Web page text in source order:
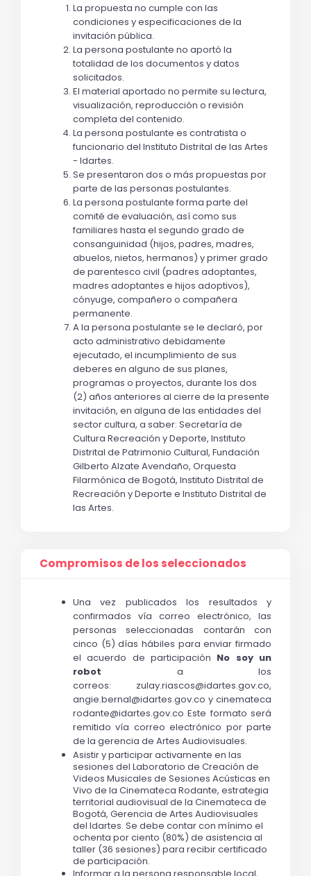
La propuesta no cumple con las
condiciones y especificaciones de la
invitación pública.
La persona postulante no aportó la
totalidad de los documentos y datos
solicitados.
El material aportado no permite su lectura,
visualización, reproducción o revisión
completa del contenido.
La persona postulante es contratista o
funcionario del Instituto Distrital de las Artes
- Idartes.
Se presentaron dos o más propuestas por
parte de las personas postulantes.
La persona postulante forma parte del
comité de evaluación, así como sus
familiares hasta el segundo grado de
consanguinidad (hijos, padres, madres,
abuelos, nietos, hermanos) y primer grado
de parentesco civil (padres adoptantes,
madres adoptantes e hijos adoptivos),
cónyuge, compañero o compañera
permanente.
A la persona postulante se le declaró, por
acto administrativo debidamente
ejecutado, el incumplimiento de sus
deberes en alguno de sus planes,
programas o proyectos, durante los dos
(2) años anteriores al cierre de la presente
invitación, en alguna de las entidades del
sector cultura, a saber: Secretaría de
Cultura Recreación y Deporte, Instituto
Distrital de Patrimonio Cultural, Fundación
Gilberto Alzate Avendaño, Orquesta
Filarmónica de Bogotá, Instituto Distrital de
Recreación y Deporte e Instituto Distrital de
las Artes.
Compromisos de los seleccionados
Una vez publicados los resultados y
confirmados vía correo electrónico, las
personas seleccionadas contarán con
cinco (5) días hábiles para enviar firmado
el acuerdo de participación No soy un
robot a los
correos: zulay.riascos@idartes.gov.co,
angie.bernal@idartes.gov.co y cinemateca
rodante@idartes.gov.co Este formato será
remitido vía correo electrónico por parte
de la gerencia de Artes Audiovisuales.
Asistir y participar activamente en las
sesiones del Laboratorio de Creación de
Videos Musicales de Sesiones Acústicas en
Vivo de la Cinemateca Rodante, estrategia
territorial audiovisual de la Cinemateca de
Bogotá, Gerencia de Artes Audiovisuales
del Idartes. Se debe contar con mínimo el
ochenta por ciento (80%) de asistencia al
taller (36 sesiones) para recibir certificado
de participación.